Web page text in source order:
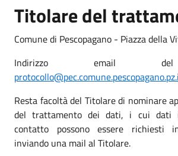
Titolare del
Comune di Pescopagano - Piazza della
Indirizzo email
Resta facoltà del Titolare di nominare
del trattamento dei dati, i cui dati
contatto possono essere richiesti
inviando una mail al Titolare.